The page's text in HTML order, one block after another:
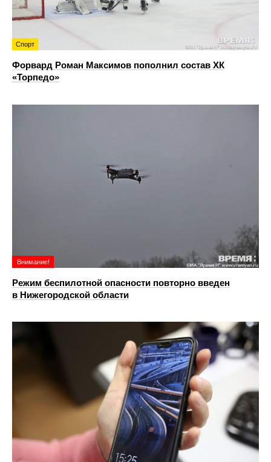
Спорт
Форвард Роман Максимов пополнил состав ХК
«Торпедо»
Внимание!
Режим беспилотной опасности повторно введен
в Нижегородской области